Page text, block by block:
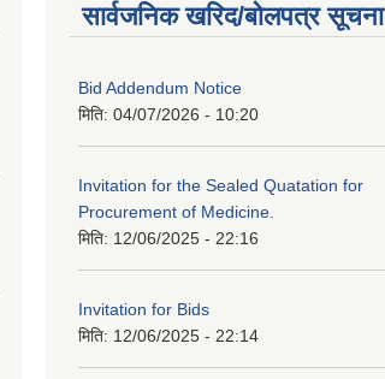
सार्वजनिक खरिद/बोलपत्र सूचना
Bid Addendum Notice
मिति: 04/07/2026 - 10:20
Invitation for the Sealed Quatation for
Procurement of Medicine.
मिति: 12/06/2025 - 22:16
Invitation for Bids
मिति: 12/06/2025 - 22:14